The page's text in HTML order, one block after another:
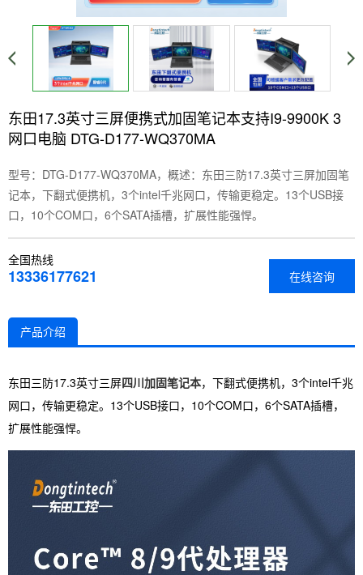
东田17.3英寸三屏便携式加固笔记本支持I9-9900K 3
网口电脑 DTG-D177-WQ370MA
型号：DTG-D177-WQ370MA，概述：东田三防17.3英寸三屏加固笔
记本，下翻式便携机，3个intel千兆网口，传输更稳定。13个USB接
口，10个COM口，6个SATA插槽，扩展性能强悍。
在线咨询
全国热线
13336177621
产品介绍
东田三防17.3英寸三屏四川加固笔记本，下翻式便携机，3个intel千兆
网口，传输更稳定。13个USB接口，10个COM口，6个SATA插槽，
扩展性能强悍。